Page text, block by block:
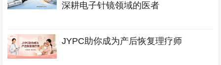
深耕电子针镜领域的医者
JYPC助你成为产后恢复理疗师